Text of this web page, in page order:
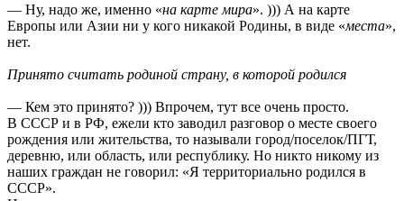
— Ну, надо же, именно «на карте мира». ))) А на карте
Европы или Азии ни у кого никакой Родины, в виде «места»,
нет.
Принято считать родиной страну, в которой родился
— Кем это принято? ))) Впрочем, тут все очень просто.
В СССР и в РФ, ежели кто заводил разговор о месте своего
рождения или жительства, то называли город/поселок/ПГТ,
деревню, или область, или республику. Но никто никому из
наших граждан не говорил: «Я территориально родился в
СССР».